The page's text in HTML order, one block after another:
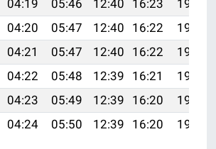
04:19 05:46 12:40 16:23
19:25
04:20 05:47 12:40 16:22
19:23
04:21 05:47 12:40 16:22
19:22
04:22 05:48 12:39 16:21
19:21
04:23 05:49 12:39 16:20
19:19
04:24 05:50 12:39 16:20 19:18